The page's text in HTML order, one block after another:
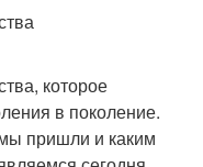
которое
в поколение.
пришли и каким